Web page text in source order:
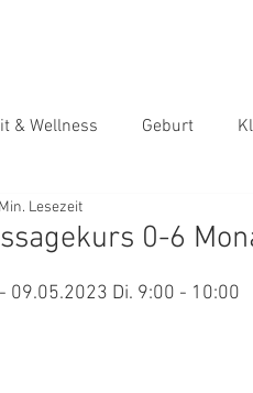
& Wellness Geburt
0-6
Lesezeit
5 Sternen bewertet.
09.05.2023 Di. 9:00 - 10:00